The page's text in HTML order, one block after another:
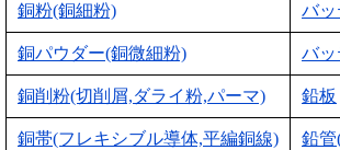
銅粉(銅細粉) バ
銅パウダー(銅微細粉) バ
銅削粉(切削屑,ダライ粉,パーマ) 鉛板
銅帯(フレキシブル導体,平編銅線) 鉛管